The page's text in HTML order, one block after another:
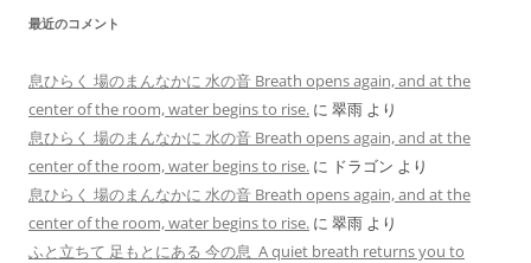
最近のコメント
息ひらく 場のまんなかに 水の音 Breath opens again, and at the
center of the room, water begins to rise. に 翠雨 より
息ひらく 場のまんなかに 水の音 Breath opens again, and at the
center of the room, water begins to rise. に ドラゴン より
息ひらく 場のまんなかに 水の音 Breath opens again, and at the
center of the room, water begins to rise. に 翠雨 より
ふと立ちて 足もとにある 今の息 A quiet breath returns you to